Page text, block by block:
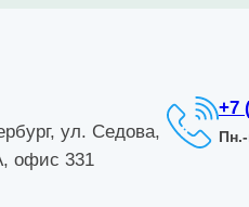
ул. Седова,
офис 331
+7